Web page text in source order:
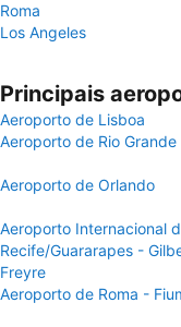
Roma
Los Angeles
Principais
Aeroporto de Lisboa
Aeroporto de Rio Grande
Aeroporto de Orlando
Aeroporto Internacional
Recife/Guararapes -
Freyre
Aeroporto de Roma -